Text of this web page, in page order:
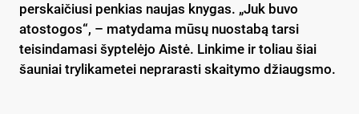
perskaičiusi penkias naujas knygas. „Juk buvo
atostogos“, – matydama mūsų nuostabą tarsi
teisindamasi šyptelėjo Aistė. Linkime ir toliau šiai
šauniai trylikametei neprarasti skaitymo džiaugsmo.